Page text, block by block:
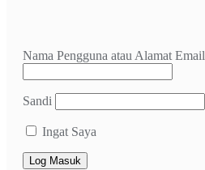
Nama Pengguna atau Alamat Email
Sandi
Ingat Saya